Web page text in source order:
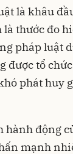
là khâu
thước đo
pháp luật
được tổ
phát huy
hành động
mạnh